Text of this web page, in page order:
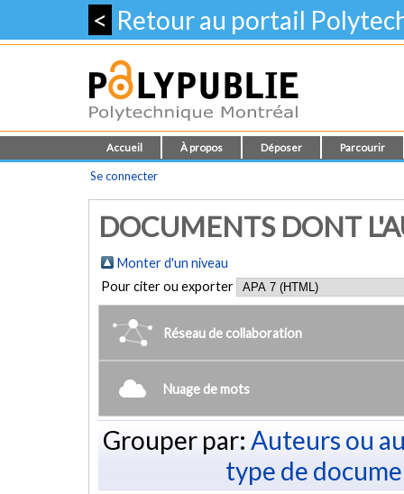
< Retour au portail
Accueil À propos Déposer Parcourir
Se connecter
DOCUMENTS DONT
Monter d'un niveau
Pour citer ou exporter
Réseau de collaboration
Nuage de mots
Grouper par: Auteurs ou
type de